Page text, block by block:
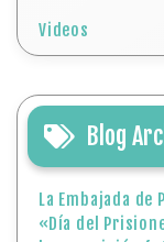
Videos
Blog
La Embajada
«Día del